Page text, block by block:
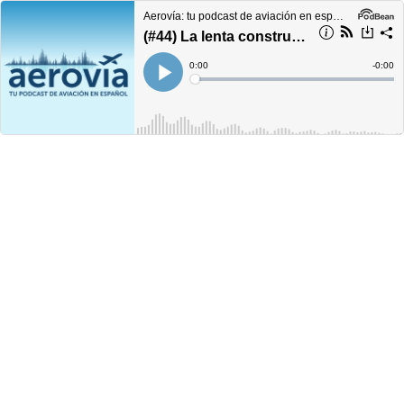
Aerovía: tu podcast de aviación en español
(#44) La lenta construcción del Cielo Único Europeo
Play
Current
Time
0:00
Loaded:
Time
-0:00